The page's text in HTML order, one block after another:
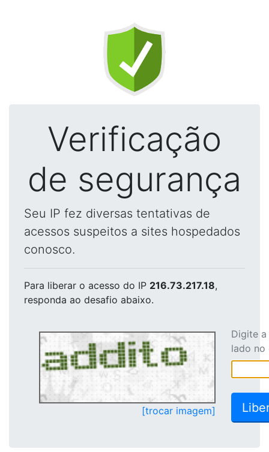
Verificação
de segurança
Seu IP fez diversas tentativas de
acessos suspeitos a sites hospedados
conosco.
Para liberar o acesso do IP 216.73.217.18,
responda ao desafio abaixo.
[trocar imagem]
Digite
lado no